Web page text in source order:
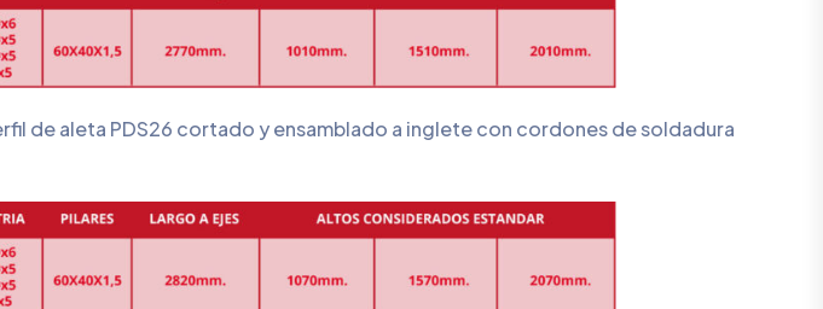
de aleta PDS26 cortado y ensamblado a inglete con cordones de soldadura